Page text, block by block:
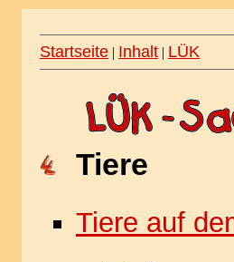
Startseite | Inhalt | LÜK
Tiere
Tiere auf